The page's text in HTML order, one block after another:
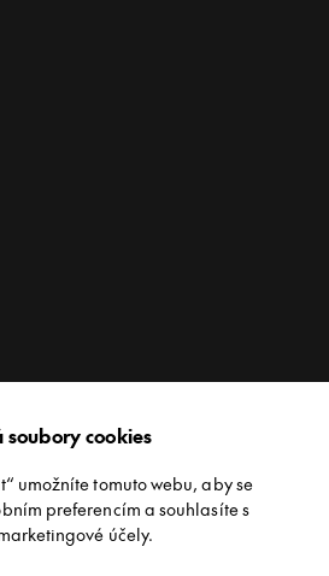
cookies
umožníte tomuto webu, aby se
preferencím a souhlasíte s
účely.